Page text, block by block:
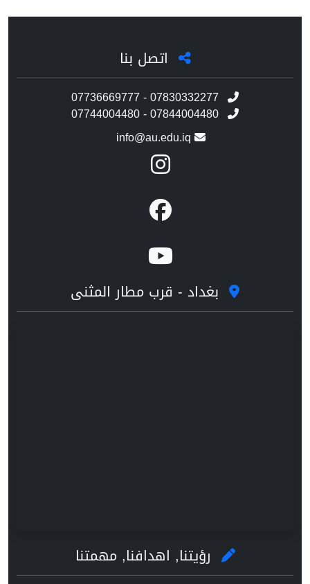
اتصل بنا
07736669777 - 07830332277
07744004480 - 07844004480
info@au.edu.iq
بغداد - قرب مطار المثنى
رؤيتنا, اهدافنا, مهمتنا